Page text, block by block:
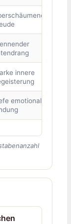
innere
emotionale